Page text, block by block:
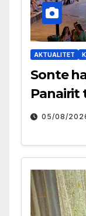
AKTUALITET
Sonte
Panairit
05/08/